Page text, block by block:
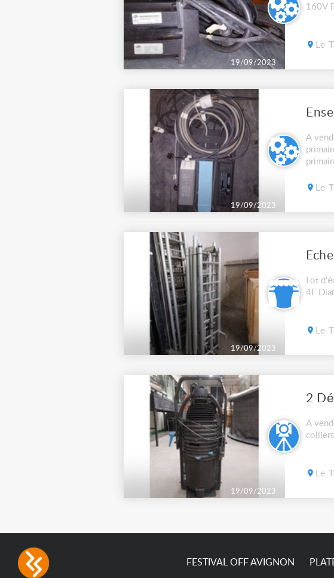
19/09/2023
160V
Le
19/09/2023
A
Le
19/09/2023
Lot
4F
Le
19/09/2023
2
A
Le
FESTIVAL OFF AVIGNON